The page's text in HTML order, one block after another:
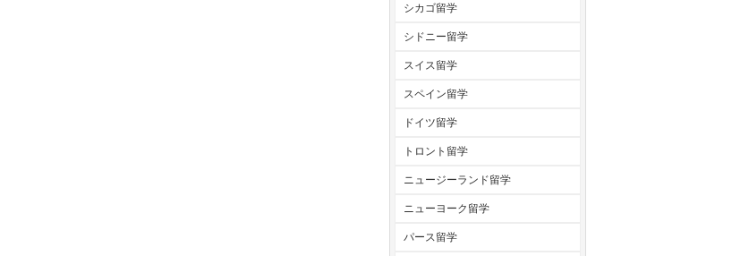
シカゴ留学
シドニー留学
スイス留学
スペイン留学
ドイツ留学
トロント留学
ニュージーランド留学
ニューヨーク留学
パース留学